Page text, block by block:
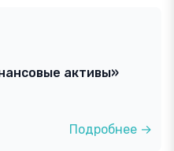
активы»
Подробнее →